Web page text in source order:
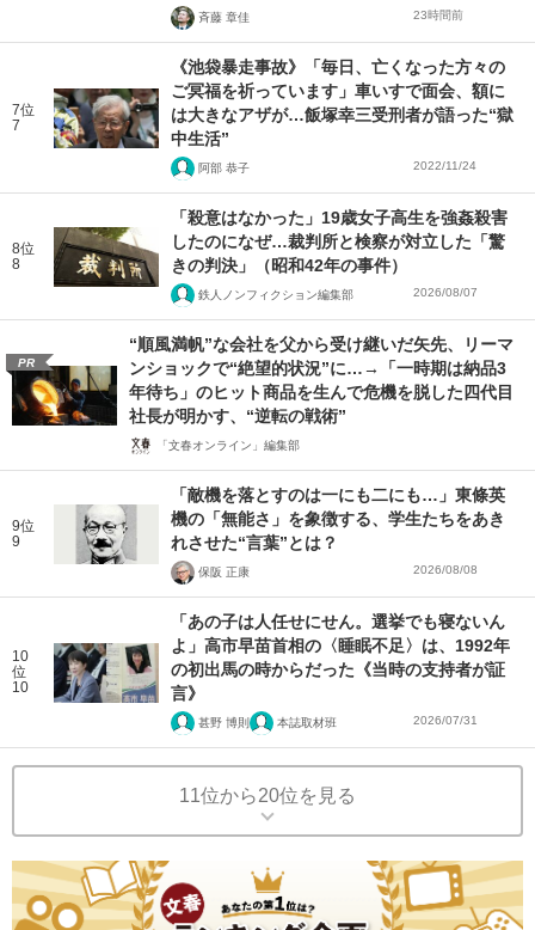
斉藤 章佳 23時間前
7位
7
《池袋暴走事故》「毎日、亡くなった方々の
ご冥福を祈っています」車いすで面会、額に
は大きなアザが…飯塚幸三受刑者が語った“獄
中生活”
阿部 恭子 2022/11/24
8位
8
「殺意はなかった」19歳女子高生を強姦殺害
したのになぜ…裁判所と検察が対立した「驚
きの判決」（昭和42年の事件）
鉄人ノンフィクション編集部 2026/08/07
PR
“順風満帆”な会社を父から受け継いだ矢先、リーマ
ンショックで“絶望的状況”に…→「一時期は納品3
年待ち」のヒット商品を生んで危機を脱した四代目
社長が明かす、“逆転の戦術”
「文春オンライン」編集部
9位
9
「敵機を落とすのは一にも二にも…」東條英
機の「無能さ」を象徴する、学生たちをあき
れさせた“言葉”とは？
保阪 正康 2026/08/08
10
位
10
「あの子は人任せにせん。選挙でも寝ないん
よ」高市早苗首相の〈睡眠不足〉は、1992年
の初出馬の時からだった《当時の支持者が証
言》
甚野 博則 本誌取材班 2026/07/31
11位から20位を見る